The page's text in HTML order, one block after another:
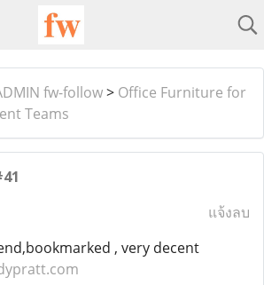
fw-follow> Office Furniture for
Teams
แจ้งลบ
, very decent